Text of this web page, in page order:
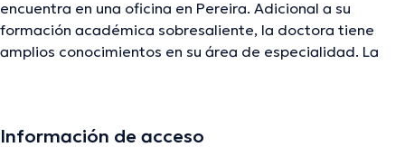
encuentra en una oficina en Pereira. Adicional a su
formación académica sobresaliente, la doctora tiene
amplios conocimientos en su área de especialidad. La
asociaciones médicas. Marta Elena Marin Grisales ha
Información de acceso